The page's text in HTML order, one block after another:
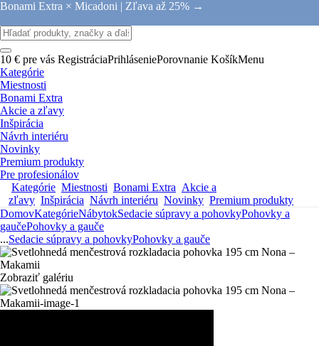
Bonami Extra × Micadoni | Zľava až 25% →
10 € pre vás RegistráciaPrihláseniePorovnanie KošíkMenu
Kategórie
Miestnosti
Bonami Extra
Akcie a zľavy
Inšpirácia
Návrh interiéru
Novinky
Premium produkty
Pre profesionálov
Kategórie Miestnosti Bonami Extra Akcie a
zľavy Inšpirácia Návrh interiéru Novinky Premium produkty
DomovKategórieNábytokSedacie súpravy a pohovkyPohovky a
gaučePohovky a gauče
...Sedacie súpravy a pohovkyPohovky a gauče
Zobraziť galériu